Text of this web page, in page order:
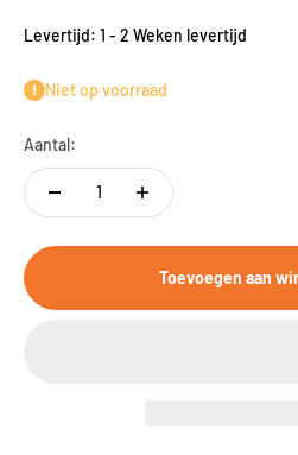
Levertijd: 1 - 2 Weken levertijd
Niet op voorraad
Aantal:
Toevoegen aan